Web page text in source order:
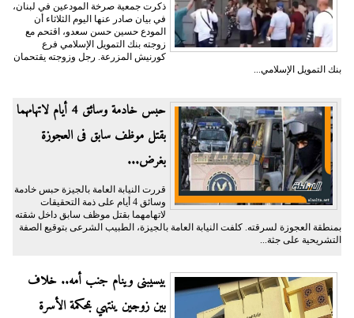
ذكرت جمعية صرخة المودعين في لبنان،
في بيان صادر عنها اليوم الثلاثاء أن
المودع حسين حسن سعدو، اقتحم مع
زوجته بنك التمويل الإسلامي فرع
كورنيش المزرعة. رجل وزوجته يقتحمان
بنك التمويل الإسلامي...
حبس خادمة وسائق 4 أيام لاتهامهما
بقتل موظف سابق فى العجوزة
بغرض...
قررت النيابة العامة بالجيزة حبس خادمة
وسائق 4 أيام على ذمة التحقيقات
لاتهامهما بقتل موظف سابق داخل شقته
بمنطقة العجوزة لسرقته. كلفت النيابة العامة بالجيزة، الطبيب الشرعى بتوقيع الصفة
التشريحية على جثة...
بيسيبنى وينام جنب أمه.. خلاف
بين زوجين ينتهي بمحكمة الأسرة